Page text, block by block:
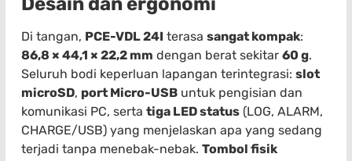
Di tangan, PCE-VDL 24I terasa sangat kompak:
86,8 × 44,1 × 22,2 mm dengan berat sekitar 60 g.
Seluruh bodi keperluan lapangan terintegrasi: slot
microSD, port Micro-USB untuk pengisian dan
komunikasi PC, serta tiga LED status (LOG, ALARM,
CHARGE/USB) yang menjelaskan apa yang sedang
terjadi tanpa menebak-nebak. Tombol fisik